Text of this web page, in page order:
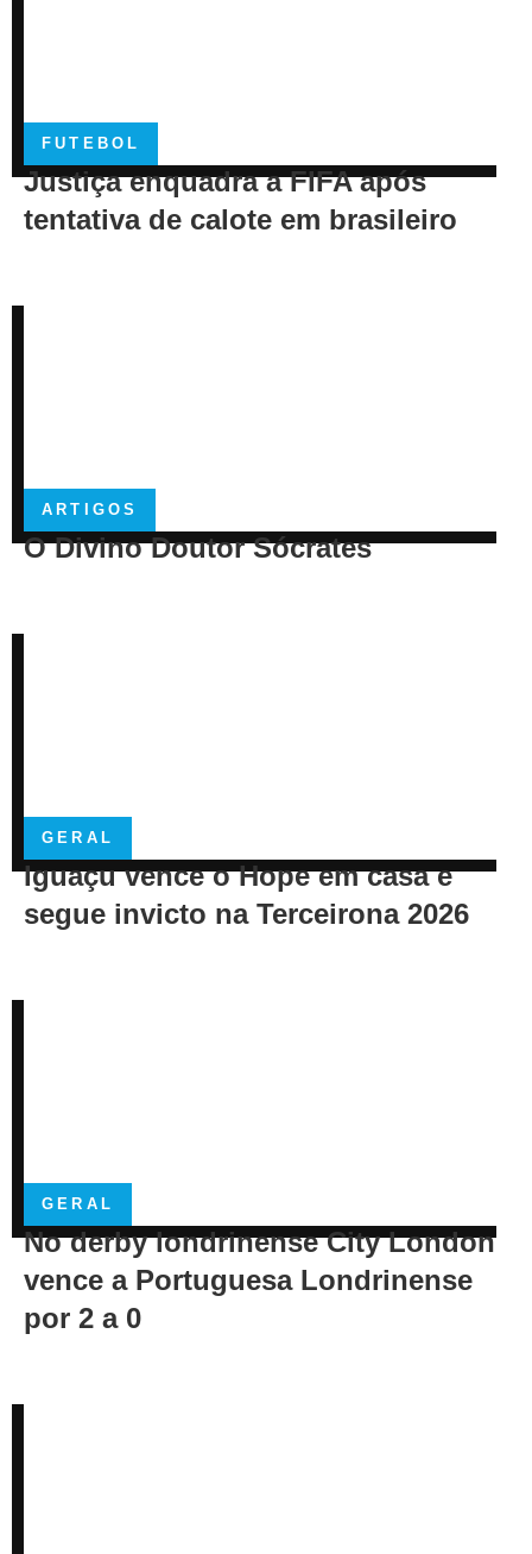
FUTEBOL
Justiça enquadra a FIFA após
tentativa de calote em brasileiro
ARTIGOS
O Divino Doutor Sócrates
GERAL
Iguaçu vence o Hope em casa e
segue invicto na Terceirona 2026
GERAL
No derby londrinense City London
vence a Portuguesa Londrinense
por 2 a 0